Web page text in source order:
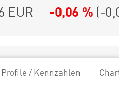
EUR -0,06 % (-
Profile / Kennzahlen